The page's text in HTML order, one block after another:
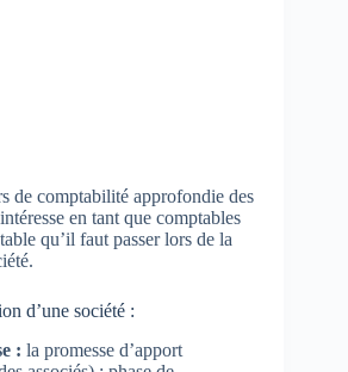
de comptabilité approfondie des
en tant que comptables
qu’il faut passer lors de la
d’une société :
: la promesse d’apport